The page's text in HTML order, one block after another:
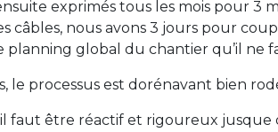
exprimés tous les mois pour 3
câbles, nous avons 3 jours pour
planning global du chantier qu’il ne
le processus est dorénavant bien
faut être réactif et rigoureux jusque